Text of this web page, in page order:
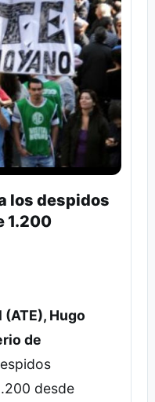
los despidos
1.200
Hugo
de
desde